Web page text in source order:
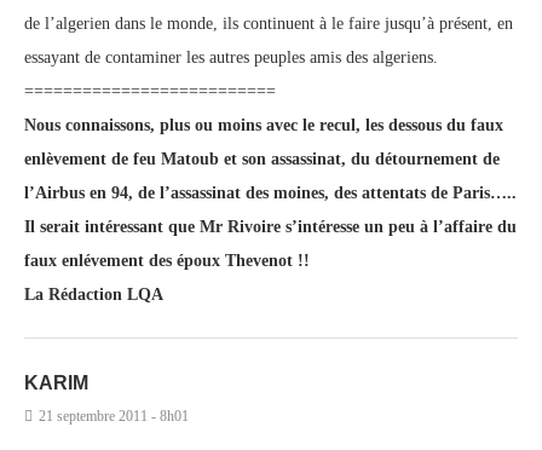
de l’algerien dans le monde, ils continuent à le faire jusqu’à présent, en
essayant de contaminer les autres peuples amis des algeriens.
==========================
Nous connaissons, plus ou moins avec le recul, les dessous du faux
enlèvement de feu Matoub et son assassinat, du détournement de
l’Airbus en 94, de l’assassinat des moines, des attentats de Paris…..
Il serait intéressant que Mr Rivoire s’intéresse un peu à l’affaire du
faux enlévement des époux Thevenot !!
La Rédaction LQA
KARIM
21 septembre 2011 - 8h01